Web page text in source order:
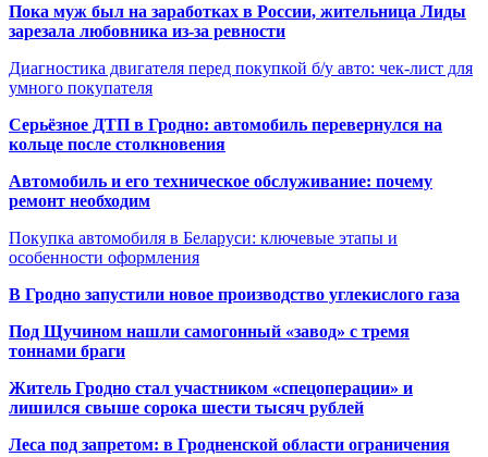
Пока муж был на заработках в России, жительница Лиды
зарезала любовника из-за ревности
Диагностика двигателя перед покупкой б/у авто: чек-лист для
умного покупателя
Серьёзное ДТП в Гродно: автомобиль перевернулся на
кольце после столкновения
Автомобиль и его техническое обслуживание: почему
ремонт необходим
Покупка автомобиля в Беларуси: ключевые этапы и
особенности оформления
В Гродно запустили новое производство углекислого газа
Под Щучином нашли самогонный «завод» с тремя
тоннами браги
Житель Гродно стал участником «спецоперации» и
лишился свыше сорока шести тысяч рублей
Леса под запретом: в Гродненской области ограничения